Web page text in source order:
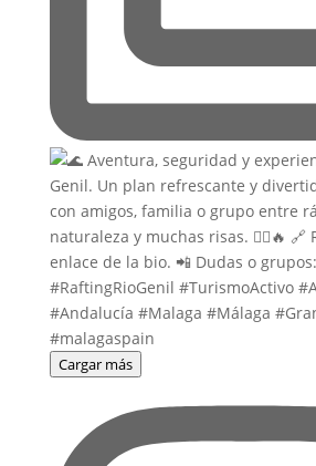
Cargar más